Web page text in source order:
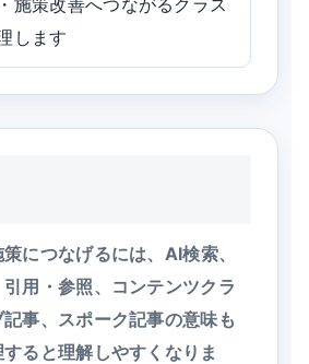
施策改善へつながるクラス
します
につなげるには、AI検索、
用・参照、コンテンツクラ
事、スポーク記事の意味も
ると理解しやすくなりま